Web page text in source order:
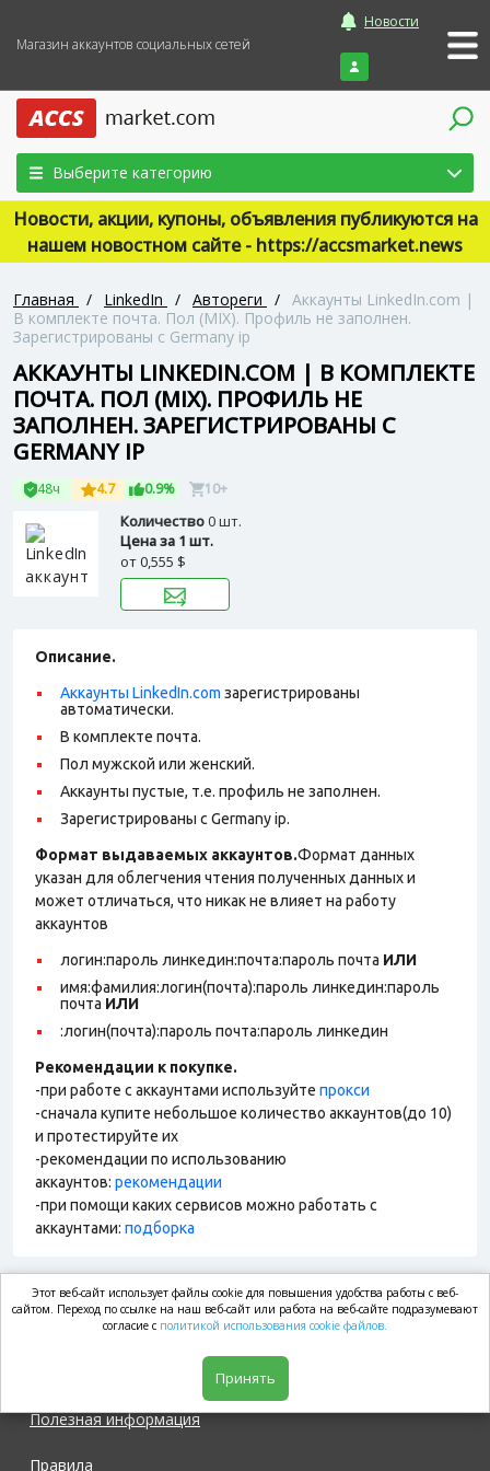
Магазин аккаунтов социальных сетей
Новости
Войти
Выберите категорию
Новости, акции, купоны, объявления публикуются на
нашем новостном сайте - https://accsmarket.news
Главная / LinkedIn / Автореги / Аккаунты LinkedIn.com |
В комплекте почта. Пол (MIX). Профиль не заполнен.
Зарегистрированы с Germany ip
АККАУНТЫ LINKEDIN.COM | В КОМПЛЕКТЕ
ПОЧТА. ПОЛ (MIX). ПРОФИЛЬ НЕ
ЗАПОЛНЕН. ЗАРЕГИСТРИРОВАНЫ С
GERMANY IP
48ч 4.7 0.9% 10+
Количество0 шт.
Цена за 1 шт.
от0,555 $
Описание.
Аккаунты LinkedIn.com зарегистрированы
автоматически.
В комплекте почта.
Пол мужской или женский.
Аккаунты пустые, т.е. профиль не заполнен.
Зарегистрированы с Germany ip.
Формат выдаваемых аккаунтов.Формат данных
указан для облегчения чтения полученных данных и
может отличаться, что никак не влияет на работу
аккаунтов
логин:пароль линкедин:почта:пароль почта ИЛИ
имя:фамилия:логин(почта):пароль линкедин:пароль
почта ИЛИ
:логин(почта):пароль почта:пароль линкедин
Рекомендации к покупке.
-при работе с аккаунтами используйте прокси
-сначала купите небольшое количество аккаунтов(до 10)
и протестируйте их
-рекомендации по использованию
аккаунтов: рекомендации
-при помощи каких сервисов можно работать с
аккаунтами: подборка
market.com
Полезная информация
Правила
Этот веб-сайт использует файлы cookie для повышения удобства работы с веб-
сайтом. Переход по ссылке на наш веб-сайт или работа на веб-сайте подразумевают
согласие с политикой использования cookie файлов.
Принять